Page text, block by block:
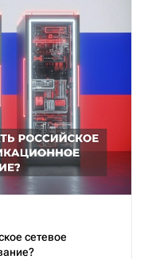
сетевое